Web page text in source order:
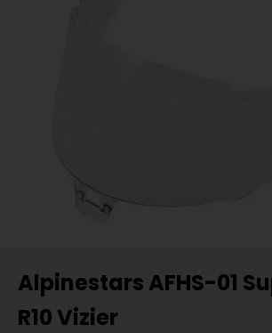
Alpinestars AFHS-01
R10 Vizier